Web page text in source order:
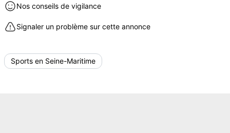
Nos conseils de vigilance
Signaler un problème sur cette annonce
Sports en Seine-Maritime